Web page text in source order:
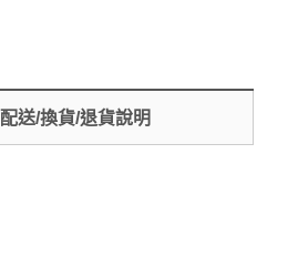
配送/換貨/退貨說明